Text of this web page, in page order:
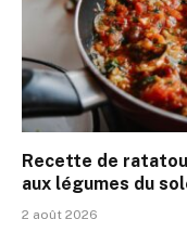
Recette de
aux légumes du
2 août 2026